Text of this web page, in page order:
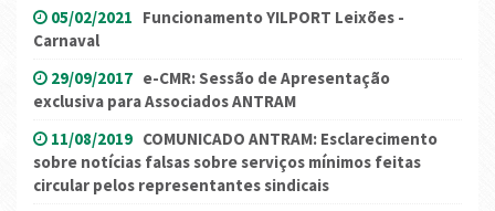
05/02/2021 Funcionamento YILPORT Leixões -
Carnaval
29/09/2017 e-CMR: Sessão de Apresentação
exclusiva para Associados ANTRAM
11/08/2019 COMUNICADO ANTRAM: Esclarecimento
sobre notícias falsas sobre serviços mínimos feitas
circular pelos representantes sindicais